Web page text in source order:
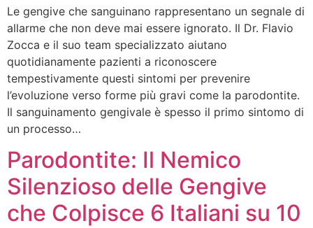
Le gengive che sanguinano rappresentano un segnale di
allarme che non deve mai essere ignorato. Il Dr. Flavio
Zocca e il suo team specializzato aiutano
quotidianamente pazienti a riconoscere
tempestivamente questi sintomi per prevenire
l’evoluzione verso forme più gravi come la parodontite.
Il sanguinamento gengivale è spesso il primo sintomo di
un processo…
Parodontite: Il Nemico
Silenzioso delle Gengive
che Colpisce 6 Italiani su 10